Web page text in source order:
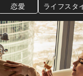
恋愛 ライフスタ